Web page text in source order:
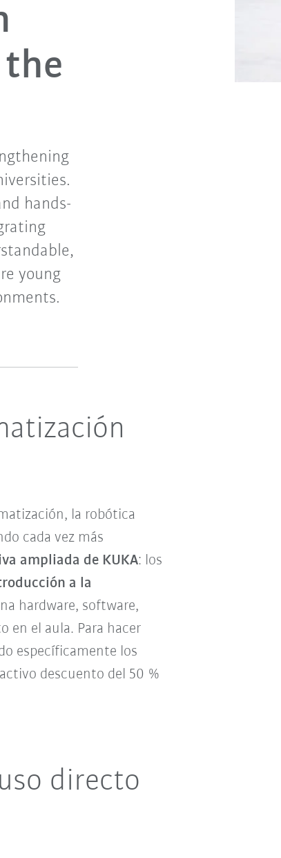
hands-
young
la robótica
cada vez más
ampliada de KUKA: los
a la
hardware, software,
en el aula. Para hacer
específicamente los
descuento del 50 %
directo